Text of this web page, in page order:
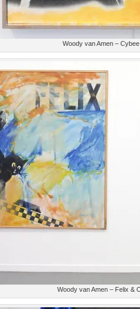
Woody van Amen –
Woody van Amen – Felix &